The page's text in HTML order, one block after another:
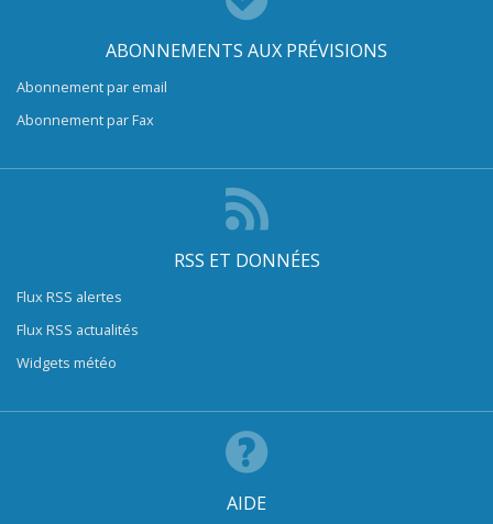
ABONNEMENTS AUX PRÉVISIONS
Abonnement par email
Abonnement par Fax
RSS ET DONNÉES
Flux RSS alertes
Flux RSS actualités
Widgets météo
AIDE